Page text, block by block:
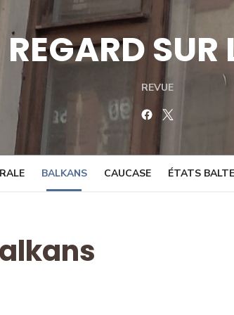
REGARD SUR
REVUE
Facebook
BALKANS CAUCASE ÉTATS